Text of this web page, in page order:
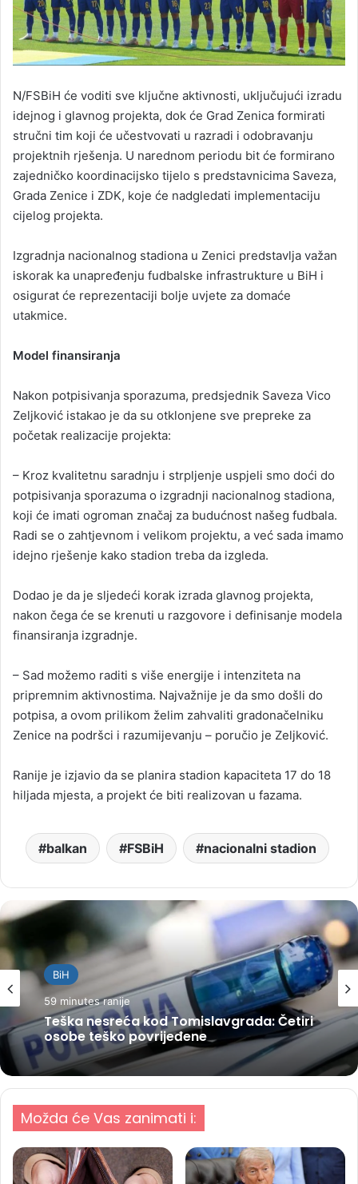
N/FSBiH će voditi sve ključne aktivnosti, uključujući izradu
idejnog i glavnog projekta, dok će Grad Zenica formirati
stručni tim koji će učestvovati u razradi i odobravanju
projektnih rješenja. U narednom periodu bit će formirano
zajedničko koordinacijsko tijelo s predstavnicima Saveza,
Grada Zenice i ZDK, koje će nadgledati implementaciju
cijelog projekta.
Izgradnja nacionalnog stadiona u Zenici predstavlja važan
iskorak ka unapređenju fudbalske infrastrukture u BiH i
osigurat će reprezentaciji bolje uvjete za domaće
utakmice.
Model finansiranja
Nakon potpisivanja sporazuma, predsjednik Saveza Vico
Zeljković istakao je da su otklonjene sve prepreke za
početak realizacije projekta:
– Kroz kvalitetnu saradnju i strpljenje uspjeli smo doći do
potpisivanja sporazuma o izgradnji nacionalnog stadiona,
koji će imati ogroman značaj za budućnost našeg fudbala.
Radi se o zahtjevnom i velikom projektu, a već sada imamo
idejno rješenje kako stadion treba da izgleda.
Dodao je da je sljedeći korak izrada glavnog projekta,
nakon čega će se krenuti u razgovore i definisanje modela
finansiranja izgradnje.
– Sad možemo raditi s više energije i intenziteta na
pripremnim aktivnostima. Najvažnije je da smo došli do
potpisa, a ovom prilikom želim zahvaliti gradonačelniku
Zenice na podršci i razumijevanju – poručio je Zeljković.
Ranije je izjavio da se planira stadion kapaciteta 17 do 18
hiljada mjesta, a projekt će biti realizovan u fazama.
balkan FSBiH nacionalni stadion
BiH
59 minutes ranije
Teška nesreća kod Tomislavgrada: Četiri
osobe teško povrijeđene
Možda će Vas zanimati i: